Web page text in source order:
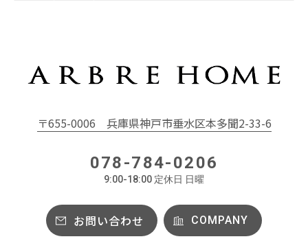
〒655-0006 兵庫県神戸市垂水区本多聞2-33-6
078-784-0206
9:00-18:00 定休日 日曜
お問い合わせ COMPANY